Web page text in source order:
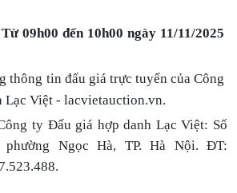
Từ 09h00 đến 10h00 ngày 11/11/2025
thông tin đấu giá trực tuyến của Công
Lạc Việt - lacvietauction.vn.
ty Đấu giá hợp danh Lạc Việt: Số
Ngọc Hà, TP. Hà Nội. ĐT: